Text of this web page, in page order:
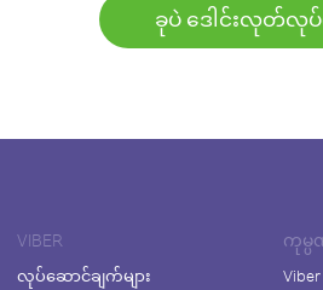
ခုပဲ ဒေါင်းလုတ်လု
VIBER
လုပ်ဆောင်ချက်များ
ကုမ္